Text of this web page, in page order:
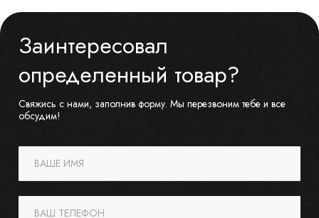
Заинтересовал
определенный товар?
Свяжись с нами, заполнив форму. Мы перезвоним тебе и все
обсудим!
ВАШЕ ИМЯ
ВАШ ТЕЛЕФОН